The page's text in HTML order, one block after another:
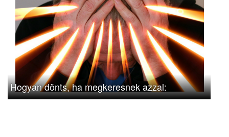
Hogyan dönts, ha megkeresnek azzal: